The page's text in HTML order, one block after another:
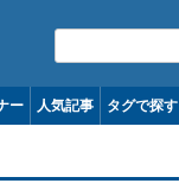
コンテンツへ移動
ー 人気記事 タグで探す